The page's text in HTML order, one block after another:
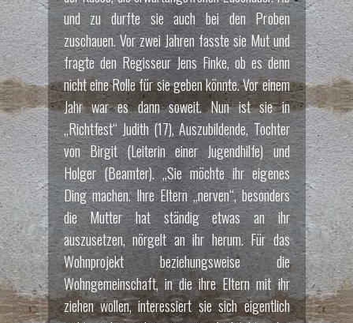
und zu durfte sie auch bei den Proben
zuschauen. Vor zwei Jahren fasste sie Mut und
fragte den Regisseur Jens Finke, ob es denn
nicht eine Rolle für sie geben könnte. Vor einem
Jahr war es dann soweit. Nun ist sie in
„Richtfest“ Judith (17), Auszubildende, Tochter
von Birgit (Leiterin einer Jugendhilfe) und
Holger (Beamter). „Sie möchte ihr eigenes
Ding machen. Ihre Eltern „nerven“, besonders
die Mutter hat ständig etwas an ihr
auszusetzen, nörgelt an ihr herum. Für das
Wohnprojekt beziehungsweise die
Wohngemeinschaft, in die ihre Eltern mit ihr
ziehen wollen, interessiert sie sich eigentlich